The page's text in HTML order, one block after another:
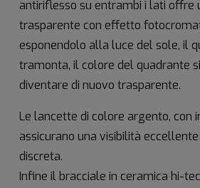
antiriflesso su entrambi i lati offre
trasparente con effetto
esponendolo alla luce del sole, il
tramonta, il colore del quadrante
diventare di nuovo trasparente.
Le lancette di colore argento, con
assicurano una visibilità
discreta.
Infine il bracciale in ceramica hi-